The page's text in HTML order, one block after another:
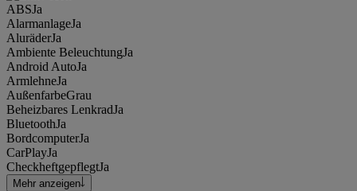
ABSJa
AlarmanlageJa
AluräderJa
Ambiente BeleuchtungJa
Android AutoJa
ArmlehneJa
AußenfarbeGrau
Beheizbares LenkradJa
BluetoothJa
BordcomputerJa
CarPlayJa
CheckheftgepflegtJa
Mehr anzeigen